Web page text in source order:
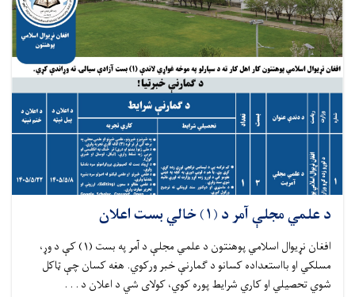
د علمي مجلې آمر د (۱) خالي بست اعلان
افغان نړیوال اسلامي پوهنتون د علمي مجلې د آمر په بست (۱) کې د وړ،
مسلکي او بااستعداده کسانو د ګمارنې خبر ورکوي. هغه کسان چې ټاکل
شوي تحصیلي او کاري شرایط پوره کوي، کولای شي د اعلان د . . .